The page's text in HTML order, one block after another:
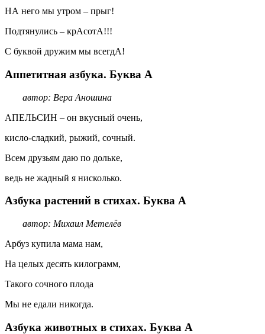
НА него мы утром – прыг!
Подтянулись – крАсотА!!!
С буквой дружим мы всегдА!
Аппетитная азбука. Буква А
автор: Вера Аношина
АПЕЛЬСИН – он вкусный очень,
кисло-сладкий, рыжий, сочный.
Всем друзьям даю по дольке,
ведь не жадный я нисколько.
Азбука растений в стихах. Буква А
автор: Михаил Метелёв
Арбуз купила мама нам,
На целых десять килограмм,
Такого сочного плода
Мы не едали никогда.
Азбука животных в стихах. Буква А